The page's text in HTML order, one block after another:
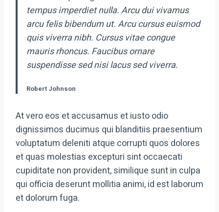
tempus imperdiet nulla. Arcu dui vivamus
arcu felis bibendum ut. Arcu cursus euismod
quis viverra nibh. Cursus vitae congue
mauris rhoncus. Faucibus ornare
suspendisse sed nisi lacus sed viverra.
Robert Johnson
At vero eos et accusamus et iusto odio
dignissimos ducimus qui blanditiis praesentium
voluptatum deleniti atque corrupti quos dolores
et quas molestias excepturi sint occaecati
cupiditate non provident, similique sunt in culpa
qui officia deserunt mollitia animi, id est laborum
et dolorum fuga.